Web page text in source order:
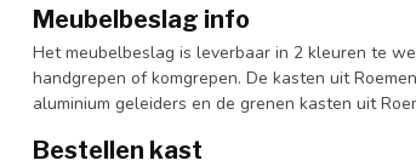
Meubelbeslag info
Het meubelbeslag is leverbaar in 2 kleuren te
handgrepen of komgrepen. De kasten uit
aluminium geleiders en de grenen kasten uit
Bestellen kast